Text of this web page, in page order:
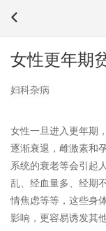
女性更年期
妇科杂病
女性一旦进入更年期
逐渐衰退，雌激素和
系统的衰老等会引起
乱、经血量多、经期
情焦虑等等，这些身
影响，更容易诱发其